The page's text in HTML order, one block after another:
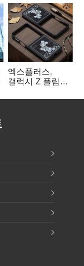
엑스플러스,
갤럭시 Z 플립8·
액세서리 출시